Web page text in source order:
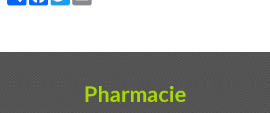
Pharmacie